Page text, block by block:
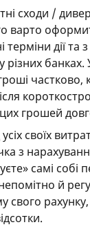
сходи /
варто
терміни дії та
різних банках.
частково,
грошей
своїх
з
самі собі
й
рахунку,